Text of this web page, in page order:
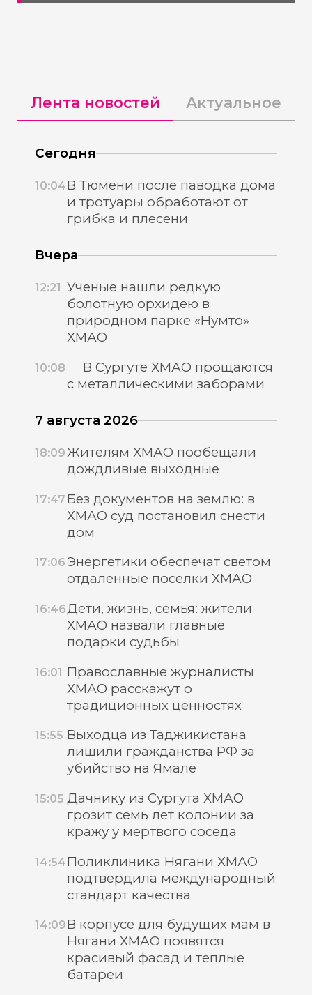
Лента новостей Актуальное
Сегодня
10:04В Тюмени после паводка дома
и тротуары обработают от
грибка и плесени
Вчера
12:21 Ученые нашли редкую
болотную орхидею в
природном парке «Нумто»
ХМАО
10:08
В Сургуте ХМАО прощаются
с металлическими заборами
7 августа 2026
18:09Жителям ХМАО пообещали
дождливые выходные
17:47 Без документов на землю: в
ХМАО суд постановил снести
дом
17:06 Энергетики обеспечат светом
отдаленные поселки ХМАО
16:46Дети, жизнь, семья: жители
ХМАО назвали главные
подарки судьбы
16:01 Православные журналисты
ХМАО расскажут о
традиционных ценностях
15:55 Выходца из Таджикистана
лишили гражданства РФ за
убийство на Ямале
15:05 Дачнику из Сургута ХМАО
грозит семь лет колонии за
кражу у мертвого соседа
14:54Поликлиника Нягани ХМАО
подтвердила международный
стандарт качества
14:09В корпусе для будущих мам в
Нягани ХМАО появятся
красивый фасад и теплые
батареи